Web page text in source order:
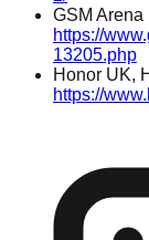
GSM Arena
https://
13205.php
Honor UK,
https://